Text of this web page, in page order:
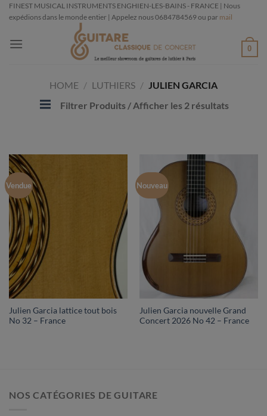
Passer
au
FINEST MUSICAL INSTRUMENTS ENGHIEN-LES-BAINS - FRANCE | Nous
expédions dans le monde entier | Appelez nous 0684784569 ou par mail
0
HOME / LUTHIERS / JULIEN GARCIA
Filtrer Produits / Afficher les 2 résultats
Vendue
Julien Garcia lattice tout bois
No 32 – France
Nouveau
Julien Garcia nouvelle Grand
Concert 2026 No 42 – France
NOS CATÉGORIES DE GUITARE